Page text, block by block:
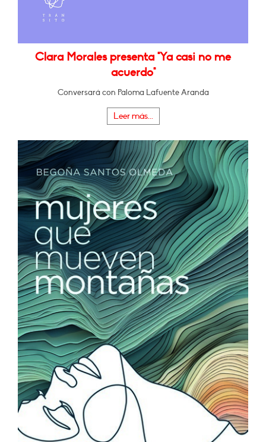
Clara Morales presenta "Ya casi no me
acuerdo"
Conversará con Paloma Lafuente Aranda
Leer más...